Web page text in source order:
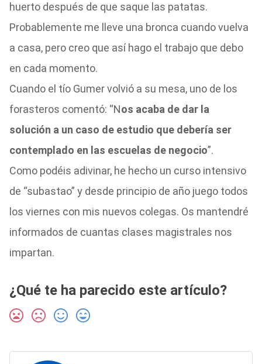
huerto después de que saque las patatas.
Probablemente me lleve una bronca cuando vuelva
a casa, pero creo que así hago el trabajo que debo
en cada momento.
Cuando el tío Gumer volvió a su mesa, uno de los
forasteros comentó: “Nos acaba de dar la
solución a un caso de estudio que debería ser
contemplado en las escuelas de negocio”.
Como podéis adivinar, he hecho un curso intensivo
de “subastao” y desde principio de año juego todos
los viernes con mis nuevos colegas. Os mantendré
informados de cuantas clases magistrales nos
impartan.
¿Qué te ha parecido este artículo?